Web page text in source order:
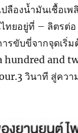
ลืองน้ำมันเชื้อเพ
ทยอยู่ที่ – ลิตรต่อ
รขับขี่จากจุดเริ่ม
hundred and
วินาที สู่ควา